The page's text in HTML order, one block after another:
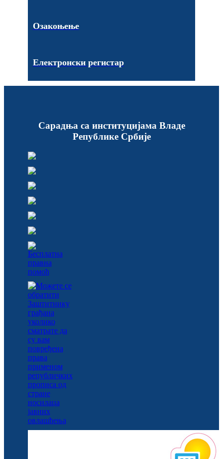
Озакоњење
Електронски регистар
Сарадња са институцијама Владе
Републике Србије